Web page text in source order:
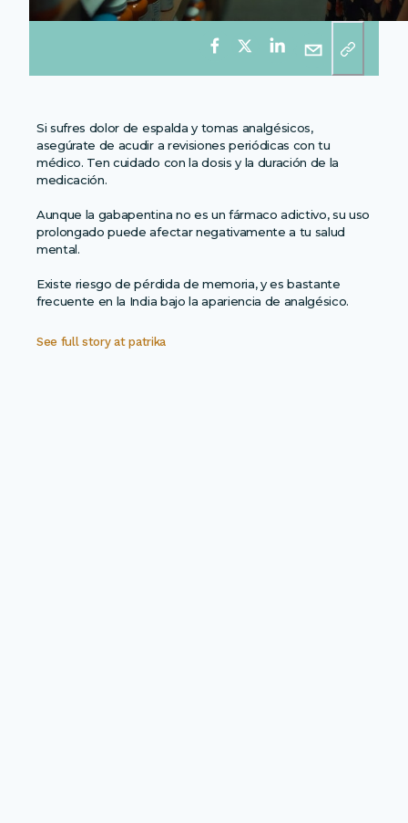
Si sufres dolor de espalda y tomas analgésicos,
asegúrate de acudir a revisiones periódicas con tu
médico. Ten cuidado con la dosis y la duración de la
medicación.
Aunque la gabapentina no es un fármaco adictivo, su uso
prolongado puede afectar negativamente a tu salud
mental.
Existe riesgo de pérdida de memoria, y es bastante
frecuente en la India bajo la apariencia de analgésico.
See full story atpatrika